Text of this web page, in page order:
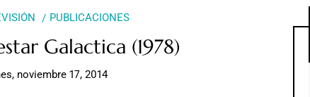
PUBLICACIONES
Galactica (1978)
noviembre 17, 2014